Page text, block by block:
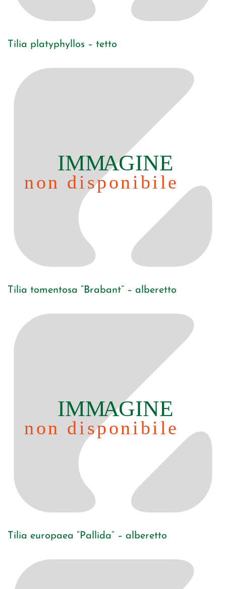
Tilia platyphyllos – tetto
Tilia tomentosa “Brabant” – alberetto
Tilia europaea “Pallida” – alberetto